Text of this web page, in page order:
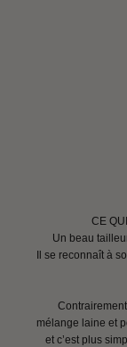
CE
Un beau
Il se reconnaît à
mélange laine et
et c’est plus